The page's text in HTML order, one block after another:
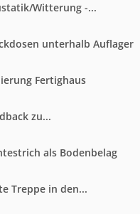
Witterung -...
unterhalb Auflager
Fertighaus
zu...
als Bodenbelag
Treppe in den...